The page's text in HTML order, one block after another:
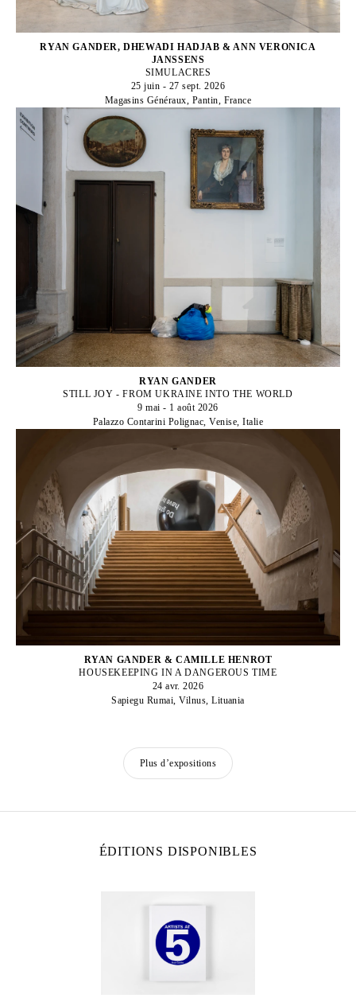
RYAN GANDER, DHEWADI HADJAB & ANN VERONICA
JANSSENS
SIMULACRES
25 juin - 27 sept. 2026
Magasins Généraux, Pantin, France
RYAN GANDER
STILL JOY - FROM UKRAINE INTO THE WORLD
9 mai - 1 août 2026
Palazzo Contarini Polignac, Venise, Italie
RYAN GANDER & CAMILLE HENROT
HOUSEKEEPING IN A DANGEROUS TIME
24 avr. 2026
Sapiegu Rumai, Vilnus, Lituania
Plus d’expositions
ÉDITIONS DISPONIBLES